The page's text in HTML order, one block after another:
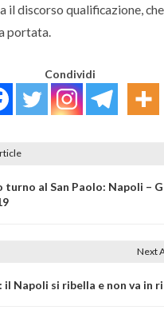
il discorso qualificazione,
portata.
Condividi
turno al San Paolo: Napoli –
Next
il Napoli si ribella e non va in